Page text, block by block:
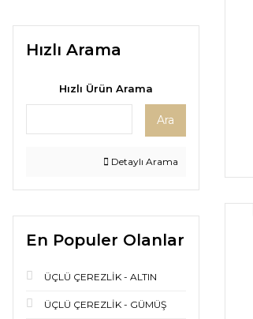
Hızlı Arama
Hızlı Ürün Arama
Ara
Detaylı Arama
En Populer Olanlar
ÜÇLÜ ÇEREZLİK - ALTIN
ÜÇLÜ ÇEREZLİK - GÜMÜŞ